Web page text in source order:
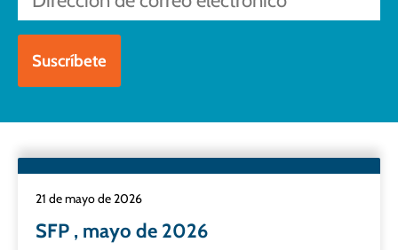
21 de mayo de 2026
SFP , mayo de 2026